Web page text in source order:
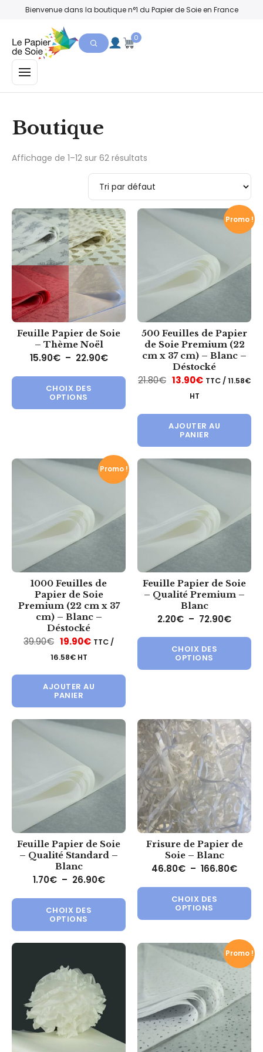
Bienvenue dans la boutique n°1 du Papier de Soie en France
MENU
0
Boutique
Affichage de 1–12 sur 62 résultats
Feuille Papier de Soie
– Thème Noël
15.90€ – 22.90€Plage de prix : 15.90€ à 22.90€
CHOIX DES
OPTIONS
Ce produit a plusieurs
Promo !
500 Feuilles de Papier
de Soie Premium (22
cm x 37 cm) – Blanc –
Déstocké
21.80€ Le prix initial était :
13.90€Le prix
TTC /11.58€
HT
AJOUTER AU
PANIER
Promo !
1000 Feuilles de
Papier de Soie
Premium (22 cm x 37
cm) – Blanc –
Déstocké
39.90€ Le prix initial était : 39.90€.
19.90€Le prix actuel est : 19.90€.
TTC /
16.58€HT
AJOUTER AU
PANIER
Feuille Papier de Soie
– Qualité Premium –
Blanc
2.20€ – 72.90€Plage
CHOIX DES
OPTIONS
Feuille Papier de Soie
– Qualité Standard –
Blanc
1.70€ – 26.90€Plage de prix : 1.70€ à 26.90€
CHOIX DES
OPTIONS
Ce produit a plusieurs
Frisure de Papier de
Soie – Blanc
46.80€ – 166.80€
CHOIX DES
OPTIONS
Promo !